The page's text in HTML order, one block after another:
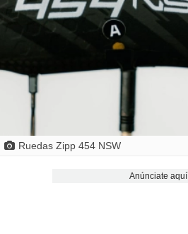
Ruedas Zipp 454 NSW
Anúnciate aquí